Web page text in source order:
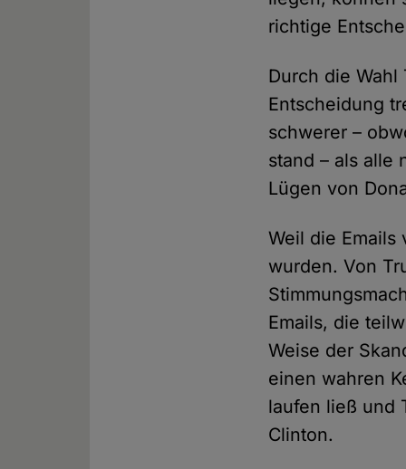
richtige
Durch die
Entscheidung
schwerer –
stand – als alle
Lügen von
Weil die Emails
wurden. Von
Emails, die
Weise der
einen wahren
laufen ließ und
Clinton.